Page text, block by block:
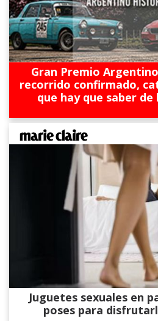
Gran Premio
recorrido confirmado,
que hay que saber de
Juguetes sexuales en
poses para